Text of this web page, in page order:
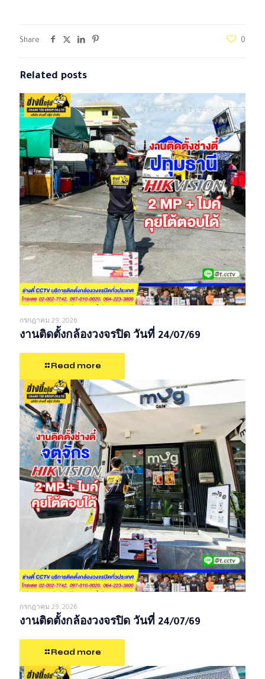
Share 0
Related posts
กรกฎาคม 29, 2026
งานติดตั้งกล้องวงจรปิด วันที่ 24/07/69
Read more
กรกฎาคม 29, 2026
งานติดตั้งกล้องวงจรปิด วันที่ 24/07/69
Read more